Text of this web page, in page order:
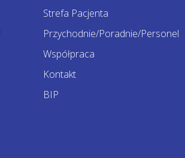
Strefa Pacjenta
Przychodnie/Poradnie/Personel
Współpraca
Kontakt
BIP